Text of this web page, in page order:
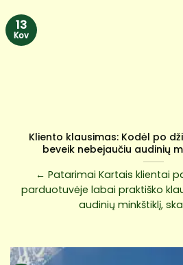
Kliento klausimas: Kodėl po
beveik nebejaučiu audinių
← Patarimai Kartais klientai
parduotuvėje labai praktiško
audinių minkštiklį,
13
Kov